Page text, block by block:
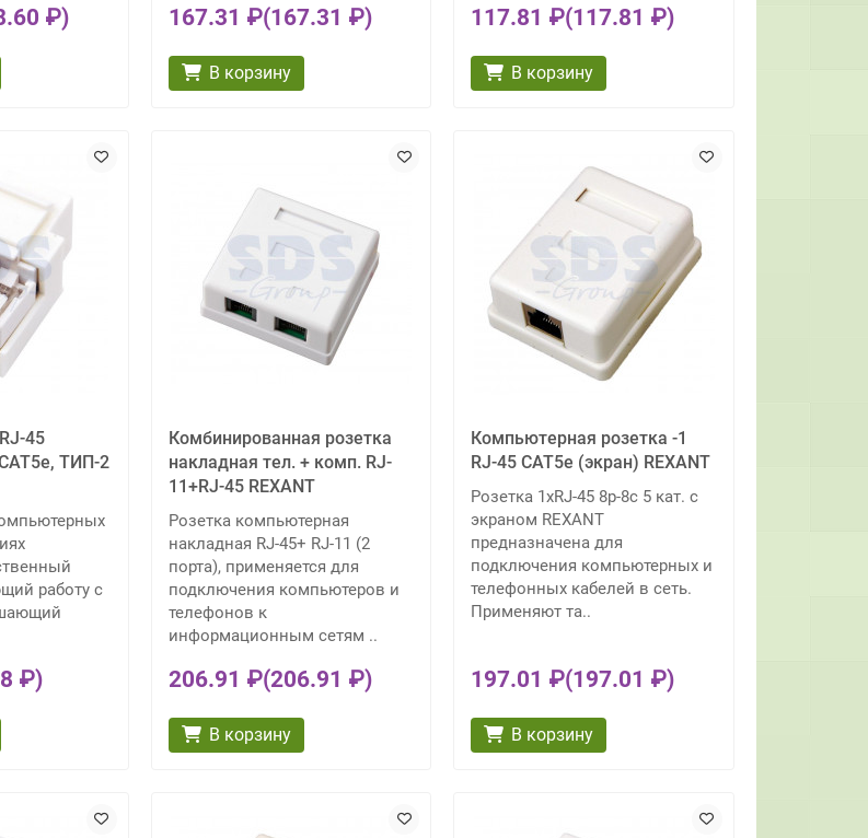
₽) 167.31 ₽(167.31 ₽)
В корзину
117.81 ₽(117.81 ₽)
В корзину
45
ТИП-2
работу с
₽)
Комбинированная розетка
накладная тел. + комп. RJ-
11+RJ-45 REXANT
Розетка компьютерная
накладная RJ-45+ RJ-11 (2
порта), применяется для
подключения компьютеров и
телефонов к
информационным сетям ..
206.91 ₽(206.91 ₽)
В корзину
Компьютерная розетка -1
RJ-45 CAT5e (экран) REXANT
Розетка 1хRJ-45 8р-8с 5 кат. с
экраном REXANT
предназначена для
подключения компьютерных и
телефонных кабелей в сеть.
Применяют та..
197.01 ₽(197.01 ₽)
В корзину